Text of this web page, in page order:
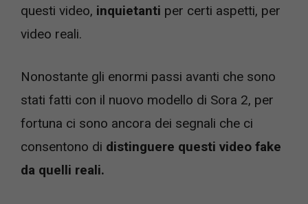
questi video, inquietanti per certi aspetti, per
video reali.
Nonostante gli enormi passi avanti che sono
stati fatti con il nuovo modello di Sora 2, per
fortuna ci sono ancora dei segnali che ci
consentono di distinguere questi video fake
da quelli reali.